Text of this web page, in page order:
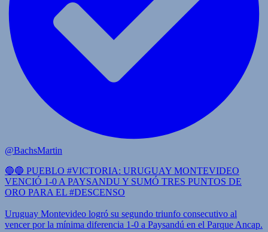
@BachsMartin
🔵🔵 PUEBLO #VICTORIA: URUGUAY MONTEVIDEO
VENCIÓ 1-0 A PAYSANDU Y SUMÓ TRES PUNTOS DE
ORO PARA EL #DESCENSO
Uruguay Montevideo logró su segundo triunfo consecutivo al
vencer por la mínima diferencia 1-0 a Paysandú en el Parque Ancap.